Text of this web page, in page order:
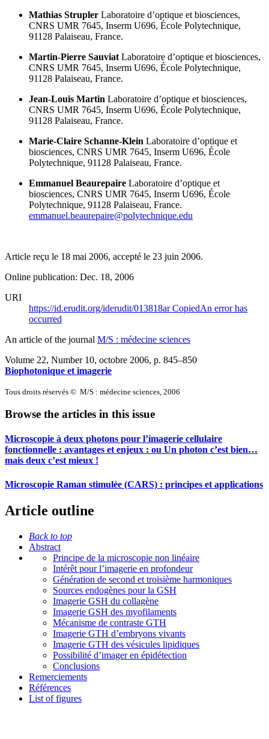
Mathias Strupler Laboratoire d’optique et biosciences,
CNRS UMR 7645, Inserm U696, École Polytechnique,
91128 Palaiseau, France.
Martin-Pierre Sauviat Laboratoire d’optique et biosciences,
CNRS UMR 7645, Inserm U696, École Polytechnique,
91128 Palaiseau, France.
Jean-Louis Martin Laboratoire d’optique et biosciences,
CNRS UMR 7645, Inserm U696, École Polytechnique,
91128 Palaiseau, France.
Marie-Claire Schanne-Klein Laboratoire d’optique et
biosciences, CNRS UMR 7645, Inserm U696, École
Polytechnique, 91128 Palaiseau, France.
Emmanuel Beaurepaire Laboratoire d’optique et
biosciences, CNRS UMR 7645, Inserm U696, École
Polytechnique, 91128 Palaiseau, France.
emmanuel.beaurepaire@polytechnique.edu
Article reçu le 18 mai 2006, accepté le 23 juin 2006.
Online publication: Dec. 18, 2006
URI
https://id.erudit.org/iderudit/013818arCopiedAn error has
occurred
An article of the journal M/S : médecine sciences
Volume 22, Number 10, octobre 2006, p. 845–850
Biophotonique et imagerie
Tous droits réservés © M/S : médecine sciences, 2006
Browse the articles in this issue
Microscopie à deux photons pour l’imagerie cellulaire
fonctionnelle : avantages et enjeux : ou Un photon c’est bien…
mais deux c’est mieux !
Microscopie Raman stimulée (CARS) : principes et applications
Article outline
Back to top
Abstract
Principe de la microscopie non linéaire
Intérêt pour l’imagerie en profondeur
Génération de second et troisième harmoniques
Sources endogènes pour la GSH
Imagerie GSH du collagène
Imagerie GSH des myofilaments
Mécanisme de contraste GTH
Imagerie GTH d’embryons vivants
Imagerie GTH des vésicules lipidiques
Possibilité d’imager en épidétection
Conclusions
Remerciements
Références
List of figures